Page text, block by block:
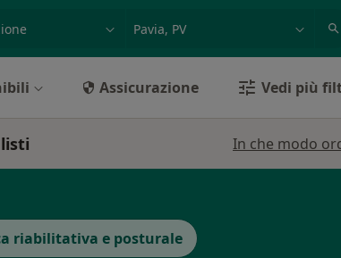
Assicurazione Vedi più
In che modo
riabilitativa e posturale